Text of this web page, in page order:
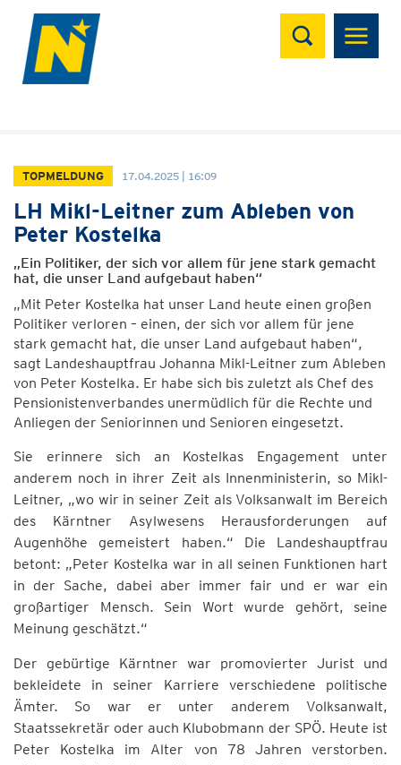
Suchen
TOPMELDUNG 17.04.2025 | 16:09
LH Mikl-Leitner zum Ableben von
Peter Kostelka
„Ein Politiker, der sich vor allem für jene stark gemacht
hat, die unser Land aufgebaut haben“
„Mit Peter Kostelka hat unser Land heute einen großen
Politiker verloren – einen, der sich vor allem für jene
stark gemacht hat, die unser Land aufgebaut haben“,
sagt Landeshauptfrau Johanna Mikl-Leitner zum Ableben
von Peter Kostelka. Er habe sich bis zuletzt als Chef des
Pensionistenverbandes unermüdlich für die Rechte und
Anliegen der Seniorinnen und Senioren eingesetzt.
Sie erinnere sich an Kostelkas Engagement unter
anderem noch in ihrer Zeit als Innenministerin, so Mikl-
Leitner, „wo wir in seiner Zeit als Volksanwalt im Bereich
des Kärntner Asylwesens Herausforderungen auf
Augenhöhe gemeistert haben.“ Die Landeshauptfrau
betont: „Peter Kostelka war in all seinen Funktionen hart
in der Sache, dabei aber immer fair und er war ein
großartiger Mensch. Sein Wort wurde gehört, seine
Meinung geschätzt.“
Der gebürtige Kärntner war promovierter Jurist und
bekleidete in seiner Karriere verschiedene politische
Ämter. So war er unter anderem Volksanwalt,
Staatssekretär oder auch Klubobmann der SPÖ. Heute ist
Peter Kostelka im Alter von 78 Jahren verstorben.